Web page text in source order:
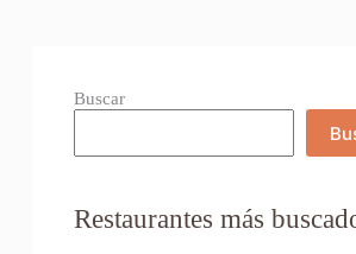
Buscar
Restaurantes más